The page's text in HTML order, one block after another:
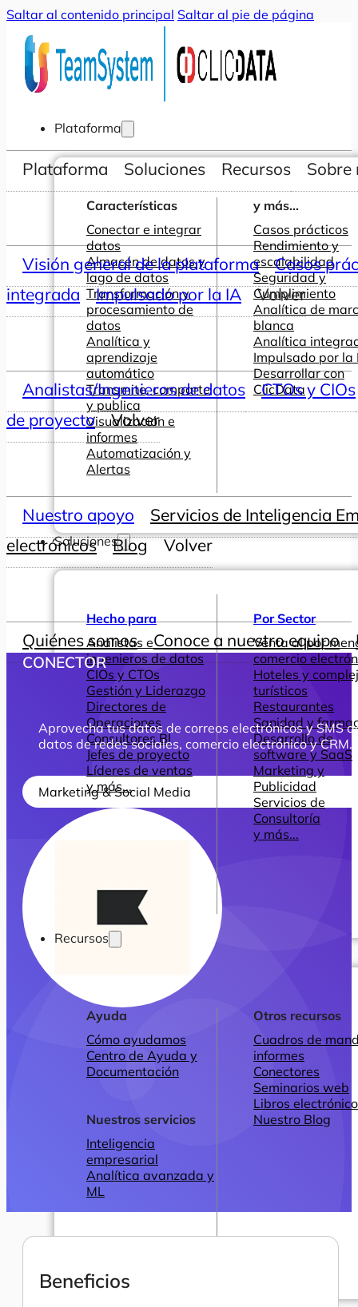
Saltar al contenido principal Saltar al pie de página
Plataforma
Características
Conectar e integrar
datos
Almacén de datos y
lago de datos
Transformación y
procesamiento de
datos
Analítica y
aprendizaje
automático
Transmite, comparte
y publica
Visualización e
informes
Automatización y
Alertas
y más...
Casos prácticos
Rendimiento y
escalabilidad
Seguridad y
Cumplimiento
Analítica de
blanca
Analítica
Impulsado por la
Desarrollar con
ClicData
Soluciones
Hecho para
Analistas e
ingenieros de datos
CIOs y CTOs
Gestión y Liderazgo
Directores de
Operaciones
Consultores BI
Jefes de proyecto
Líderes de ventas
y más...
Por Sector
Venta al por
comercio
Hoteles y
turísticos
Restaurantes
Sanidad y
Desarrollo de
software y SaaS
Marketing y
Publicidad
Servicios de
Consultoría
y más...
Recursos
Ayuda
Cómo ayudamos
Centro de Ayuda y
Documentación
Nuestros servicios
Inteligencia
empresarial
Analítica avanzada y
ML
Otros recursos
Cuadros de
informes
Conectores
Seminarios web
Libros
Nuestro Blog
Plataforma Soluciones Recursos Sobre
Visión general de la plataforma
Casos
integrada
Impulsado por la IA Volver
Analistas/Ingenieros de datos
CTOs y CIOs
de proyecto
Volver
Nuestro apoyo
Servicios de Inteligencia
electrónicos
Blog Volver
Quiénes somos Conoce a nuestro equipo
CONECTOR
Aprovecha tus datos de correos electrónicos y SMS
datos de redes sociales, comercio electrónico y CRM.
Marketing & Social Media
Beneficios